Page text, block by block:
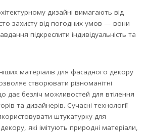
дизайні вимагають від
захисту від погодних умов — вони
підкреслити індивідуальність та
матеріалів для фасадного декору
створювати різноманітні
дає безліч можливостей для втілення
та дизайнерів. Сучасні технології
штукатурку для
які імітують природні матеріали,